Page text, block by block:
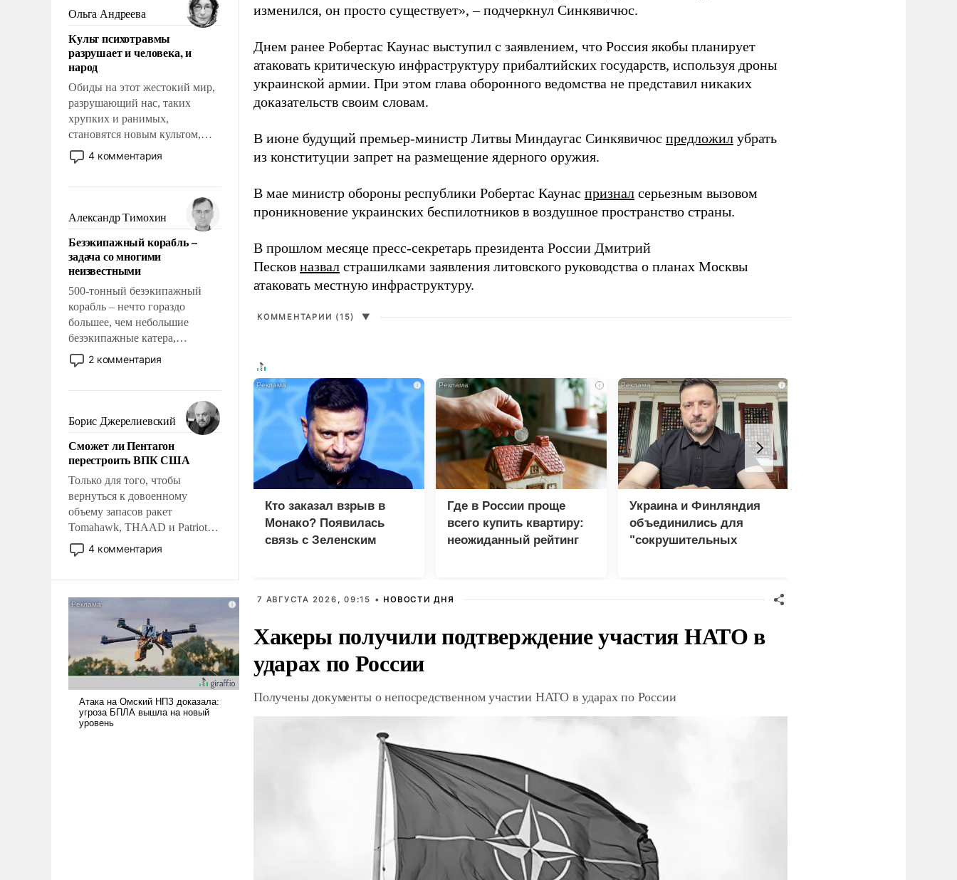
Ольга Андреева
Культ психотравмы
разрушает и человека, и
народ
Обиды на этот жестокий мир,
разрушающий нас, таких
хрупких и ранимых,
становятся новым культом,
постепенно вытесняя и
отменяя традиционное
мужественным и твердым под
ударами судьбы, брать на себя
ответственность, помогать
слабым, идти вперед и
адаптироваться.
4 комментария
Александр Тимохин
Безэкипажный корабль –
задача со многими
неизвестными
500-тонный безэкипажный
корабль – нечто гораздо
большее, чем небольшие
безэкипажные катера,
применение которых уже
стало обыденностью. Задача по
сложна и амбициозна. Однако
и ее реализация радикально
поднимет наши боевые
возможности.
2 комментария
Борис Джерелиевский
Сможет ли Пентагон
перестроить ВПК США
Только для того, чтобы
вернуться к довоенному
объему запасов ракет
Tomahawk, THAAD и Patriot
США потребуется более трех
лет. Даже небольшая война с
Сложившаяся ситуация
означает многолетний период
уязвимости США, например,
перед Китаем.
4 комментария
изменился, он просто существует», – подчеркнул Синкявичюс.
Днем ранее Робертас Каунас выступил с заявлением, что Россия якобы планирует
атаковать критическую инфраструктуру прибалтийских государств, используя дроны
украинской армии. При этом глава оборонного ведомства не представил никаких
доказательств своим словам.
В июне будущий премьер-министр Литвы Миндаугас Синкявичюс предложил убрать
из конституции запрет на размещение ядерного оружия.
В мае министр обороны республики Робертас Каунас признал серьезным вызовом
проникновение украинских беспилотников в воздушное пространство страны.
В прошлом месяце пресс-секретарь президента России Дмитрий
Песков назвал страшилками заявления литовского руководства о планах Москвы
атаковать местную инфраструктуру.
КОММЕНТАРИИ (15) ▼
i
Кто заказал взрыв в
Монако? Появилась
связь с Зеленским
i
Где в России проще
всего купить квартиру:
неожиданный рейтинг
i
Украина и Финляндия
объединились для
"сокрушительных
7 АВГУСТА 2026, 09:15 • НОВОСТИ ДНЯ
Хакеры получили подтверждение участия НАТО в
ударах по России
Получены документы о непосредственном участии НАТО в ударах по России